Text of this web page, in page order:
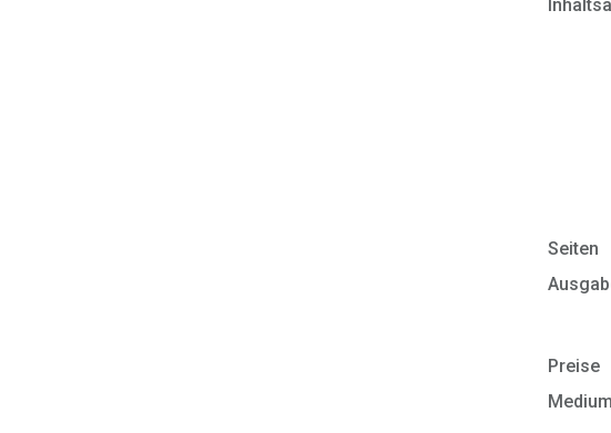
Seiten
Preise
Medium